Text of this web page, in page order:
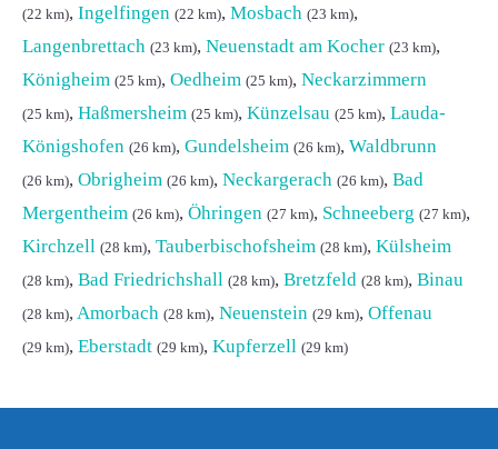
(22 km), Ingelfingen (22 km), Mosbach (23 km),
Langenbrettach (23 km), Neuenstadt am Kocher (23 km),
Königheim (25 km), Oedheim (25 km), Neckarzimmern
(25 km), Haßmersheim (25 km), Künzelsau (25 km), Lauda-
Königshofen (26 km), Gundelsheim (26 km), Waldbrunn
(26 km), Obrigheim (26 km), Neckargerach (26 km), Bad
Mergentheim (26 km), Öhringen (27 km), Schneeberg (27 km),
Kirchzell (28 km), Tauberbischofsheim (28 km), Külsheim
(28 km), Bad Friedrichshall (28 km), Bretzfeld (28 km), Binau
(28 km), Amorbach (28 km), Neuenstein (29 km), Offenau
(29 km), Eberstadt (29 km), Kupferzell (29 km)